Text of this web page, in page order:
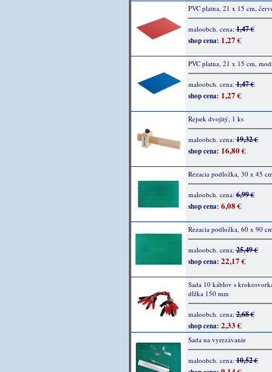
PVC platna, 21 x 15 cm,
maloobch. cena:1,47 €
shop cena: 1,27 €
PVC platna, 21 x 15 cm,
maloobch. cena:1,47 €
shop cena: 1,27 €
Rejsek dvojitý, 1 ks
maloobch. cena:19,32 €
shop cena: 16,80 €
Rezacia podložka, 30 x 45
maloobch. cena:6,99 €
shop cena: 6,08 €
Rezacia podložka, 60 x 90
maloobch. cena:25,49 €
shop cena: 22,17 €
Sada 10 káblov s
dlžka 150 mm
maloobch. cena:2,68 €
shop cena: 2,33 €
Sada na vyrezávanie
maloobch. cena:10,52 €